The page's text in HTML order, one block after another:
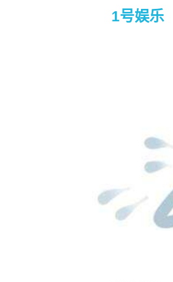
1号娱乐
《扫毒2天地